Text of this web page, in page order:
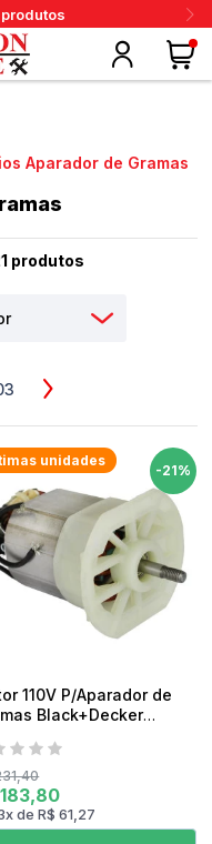
pedidos
Aparador de Gramas
produtos
-21%
unidades
110V P/Aparador de
Black+Decker
xdeR$ 61,27